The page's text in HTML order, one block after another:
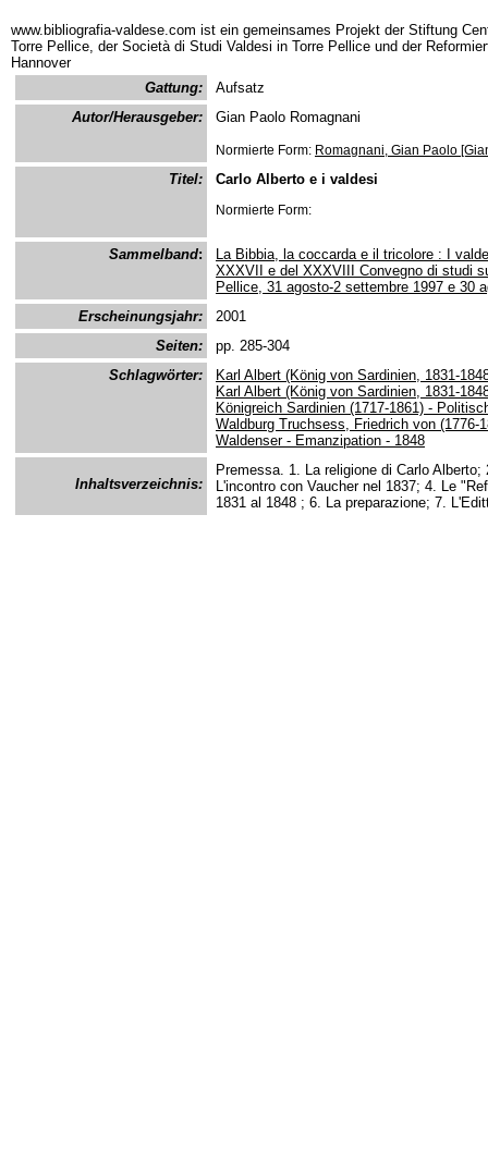
www.bibliografia-valdese.com ist ein gemeinsames Projekt der Stiftung
Torre Pellice, der Società di Studi Valdesi in Torre Pellice und der
Hannover
Gattung:
Aufsatz
Autor/Herausgeber:
Gian Paolo Romagnani
Normierte Form: Romagnani, Gian Paolo
Titel: Carlo Alberto e i valdesi
Normierte Form:
Sammelband:
La Bibbia, la coccarda e il tricolore : I
XXXVII e del XXXVIII Convegno di studi
Pellice, 31 agosto-2 settembre 1997 e 30
Erscheinungsjahr:
2001
Seiten:
pp. 285-304
Schlagwörter:
Karl Albert (König von Sardinien, 1831-
Karl Albert (König von Sardinien, 1831-
Königreich Sardinien (1717-1861) -
Waldburg Truchsess, Friedrich von (1776-
Waldenser - Emanzipation - 1848
Inhaltsverzeichnis:
Premessa. 1. La religione di Carlo
L'incontro con Vaucher nel 1837; 4. Le
1831 al 1848 ; 6. La preparazione; 7.